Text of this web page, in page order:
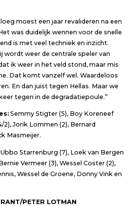
moest een jaar revalideren na een
was duidelijk wennen voor de snelle
is met veel techniek en inzicht.
wordt weer de centrale speler van
ik weer in het veld stond, maar mis
Dat komt vanzelf wel. Waardeloos
En dan juist tegen Hellas. Maar we
tegen in de degradatiepoule.”
Semmy Stigter (5), Boy Koreneef
2), Jorik Lommen (2), Bernard
Masmeijer.
Starrenburg (7), Loek van Bergen
Vermeer (3), Wessel Coster (2),
Wessel de Groene, Donny Vink en
PETER LOTMAN